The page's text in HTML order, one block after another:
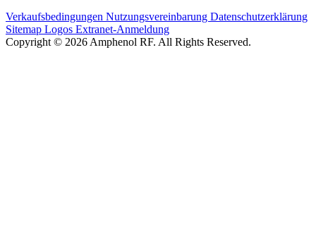
Verkaufsbedingungen Nutzungsvereinbarung Datenschutzerklärung
Sitemap Logos Extranet-Anmeldung
Copyright © 2026 Amphenol RF. All Rights Reserved.